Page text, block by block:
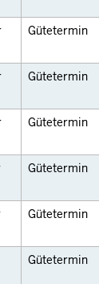
Gütetermin
Gütetermin
Gütetermin
Gütetermin
Gütetermin
Gütetermin